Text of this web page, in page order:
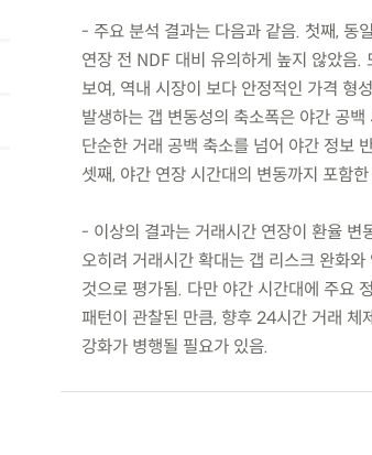
- 주요 분석 결과는 다음과 같음. 첫째, 동
연장 전 NDF 대비 유의하게 높지 않았음
보여, 역내 시장이 보다 안정적인 가격 형
발생하는 갭 변동성의 축소폭은 야간 공
단순한 거래 공백 축소를 넘어 야간 정보
셋째, 야간 연장 시간대의 변동까지 포함
- 이상의 결과는 거래시간 연장이 환율 변
오히려 거래시간 확대는 갭 리스크 완화
것으로 평가됨. 다만 야간 시간대에 주요
패턴이 관찰된 만큼, 향후 24시간 거래 체
강화가 병행될 필요가 있음.